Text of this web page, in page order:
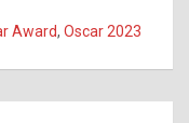
Award, Oscar 2023